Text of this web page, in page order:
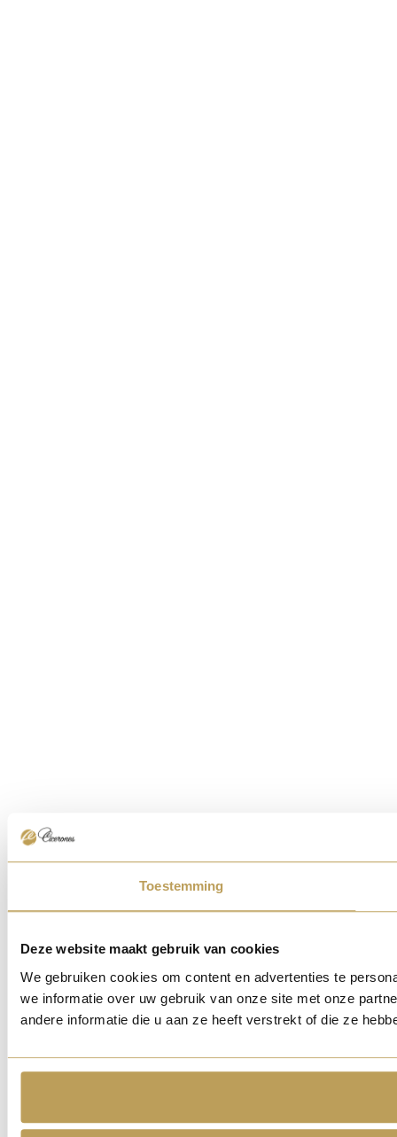
Toestemming
Deze website maakt gebruik van cookies
We gebruiken cookies om content en advertenties te
we informatie over uw gebruik van onze site met onze
andere informatie die u aan ze heeft verstrekt of die ze